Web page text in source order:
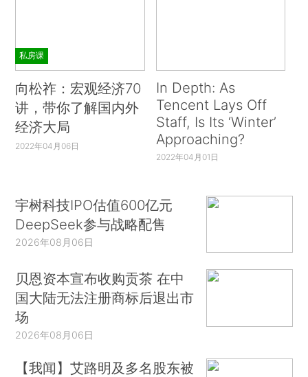
私房课
向松祚：宏观经济70
讲，带你了解国内外
经济大局
2022年04月06日
In Depth: As
Tencent Lays Off
Staff, Is Its ‘Winter’
Approaching?
2022年04月01日
宇树科技IPO估值600亿元
DeepSeek参与战略配售
2026年08月06日
贝恩资本宣布收购贡茶 在中
国大陆无法注册商标后退出市
场
2026年08月06日
【我闻】艾路明及多名股东被